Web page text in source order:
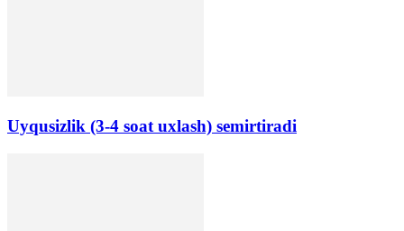
Uyqusizlik (3-4 soat uxlash) semirtiradi